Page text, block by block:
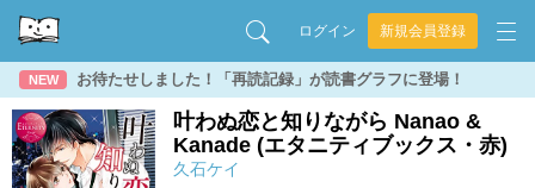
ログイン 新規会員登録
NEW お待たせしました！「再読記録」が読書グラフに登場！
叶わぬ恋と知りながら Nanao &
Kanade (エタニティブックス・赤)
久石ケイ